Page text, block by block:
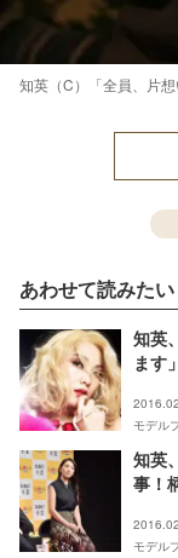
知英（C）「全員、片
あわせて読みたい
知英
ます」
モデル
知英
事！
モデル